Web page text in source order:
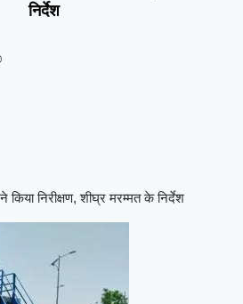
निर्देश
निरीक्षण, शीघ्र मरम्मत के निर्देश